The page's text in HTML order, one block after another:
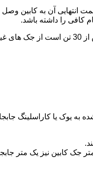
انتهایی آن به
کافی را داشته باشد.
برای آسانسورهایی که ظرفیتشان 30 تن است
به یوک یا کاراسلینگ
جک کابین نیز یک متر